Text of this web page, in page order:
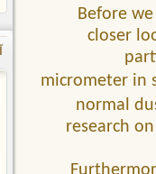
Before
closer
micrometer in
normal
research